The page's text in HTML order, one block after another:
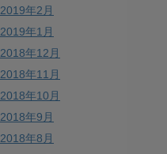
2019年2月
2019年1月
2018年12月
2018年11月
2018年10月
2018年9月
2018年8月